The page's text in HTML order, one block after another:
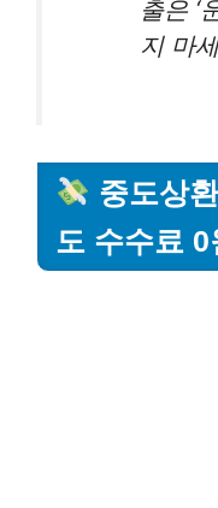
출은 ‘
지 마
중도상
도 수수료 0